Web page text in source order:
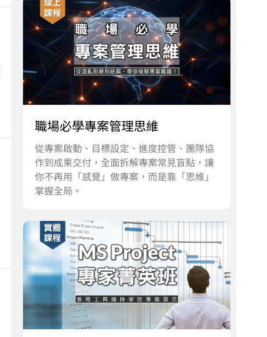
職場必學專案管理思維
從專案啟動、目標設定、進度控管、團隊協
作到成果交付，全面拆解專案常見盲點，讓
你不再用「感覺」做專案，而是靠「思維」
掌握全局。